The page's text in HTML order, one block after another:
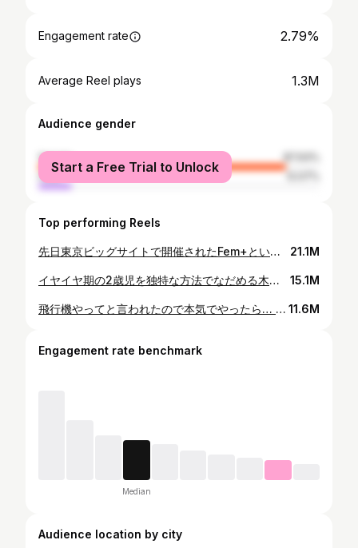
Engagement rate 2.79%
Average Reel plays 1.3M
Audience gender
female
87.93%
male
12.07%
Start a Free Trial to Unlock
Top performing Reels
先日東京ビッグサイトで開催されたFem+というイベントにトークショーで出演させていただいたのですが、『生理痛体験』ができるブースがあったので出演後に体験させていただきました！ 想像以上の痛みで、、 実際はこの痛みに加えてメンタルの不調なども出たりするわけですもんね、、 これは全男性体験した方がいいですよ！！！！ #子育て #育児 #木下ゆーき #赤ちゃん #子ども #家族 #夫婦 #生理痛 #体験 #フェムテック 21.1M
イヤイヤ期の2歳児を独特な方法でなだめる木下ゆーき #子育て #育児 #木下ゆーき #子ども #赤ちゃん #家族 #親子 #夫婦 #POISON #反町隆史 #GTO #相沢雅 #ガーコ 15.1M
飛行機やってと言われたので本気でやったら… #子育て #育児 #木下ゆーき #子ども #赤ちゃん #親子 #家族 #遊び #飛行機 11.6M
Engagement rate benchmark
Median
Audience location by city